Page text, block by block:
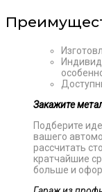
Закажите
Подберите
вашего
рассчитать
кратчайшие
больше и